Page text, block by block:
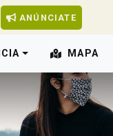
ANÚNCIATE
MAPA